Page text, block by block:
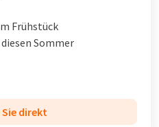
Frühstück
Sommer
Sie direkt